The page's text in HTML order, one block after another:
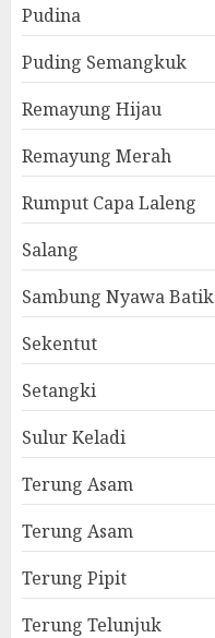
Pudina
Puding Semangkuk
Remayung Hijau
Remayung Merah
Rumput Capa Laleng
Salang
Sambung Nyawa Batik
Sekentut
Setangki
Sulur Keladi
Terung Asam
Terung Asam
Terung Pipit
Terung Telunjuk